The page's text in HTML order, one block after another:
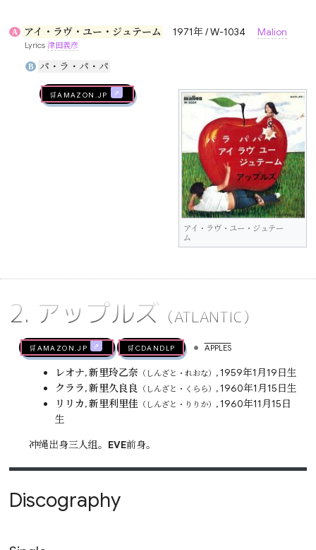
A アイ・ラヴ・ユー・ジュテーム 1971年 / W-1034 Malion
Lyrics津田義彦
B パ・ラ・パ・パ
アイ・ラヴ・ユー・ジュテー
ム
🛒AMAZON.jp
2. アップルズ （ATLANTIC）
🛒AMAZON.jp 🛒CDandLP • APPLES
レオナ,新里玲乙奈 （しんざと・れおな） , 1959年1月19日生
クララ,新里久良良 （しんざと・くらら） , 1960年1月15日生
リリカ,新里利里佳 （しんざと・りりか） , 1960年11月15日
生
冲绳出身三人组。 EVE前身。
Discography